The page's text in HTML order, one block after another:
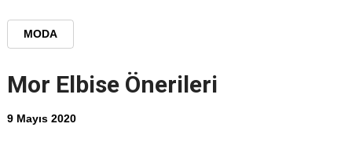
MODA
Mor Elbise Önerileri
9 Mayıs 2020